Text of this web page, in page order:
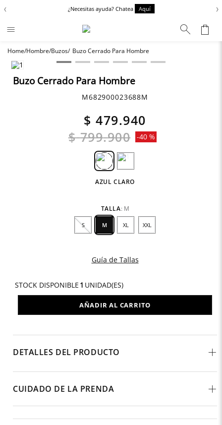
‹ ¿Necesitas ayuda? Chatea Aquí ›
Hombre Buzos Buzo Cerrado Para Hombre
Buzo Cerrado Para Hombre
M682900023688M
$ 479.940
$ 799.900 -40 %
AZUL CLARO
TALLA: M
S M XL XXL
Guía de Tallas
STOCK DISPONIBLE 1 UNIDAD(ES)
AÑADIR AL CARRITO
DETALLES DEL PRODUCTO
CUIDADO DE LA PRENDA
Términos más buscados
1.